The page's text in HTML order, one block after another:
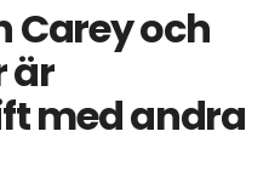
Carey och
är
med andra